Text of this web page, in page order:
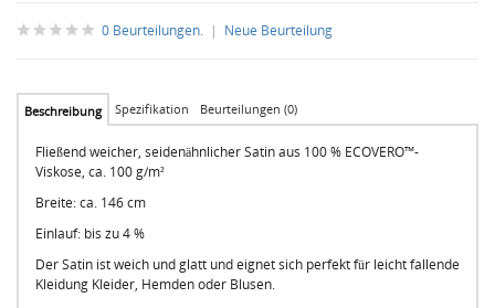
0 Beurteilungen. | Neue Beurteilung
Beschreibung Spezifikation Beurteilungen (0)
Fließend weicher, seidenähnlicher Satin aus 100 % ECOVERO™-
Viskose, ca. 100 g/m²
Breite: ca. 146 cm
Einlauf: bis zu 4 %
Der Satin ist weich und glatt und eignet sich perfekt für leicht fallende
Kleidung Kleider, Hemden oder Blusen.